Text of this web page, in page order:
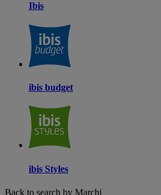
Ibis
ibis budget
ibis Styles
Back to search by Marchi